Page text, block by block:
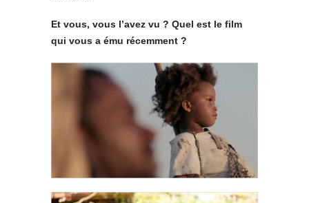
Et vous, vous l’avez vu ? Quel est le film
qui vous a ému récemment ?